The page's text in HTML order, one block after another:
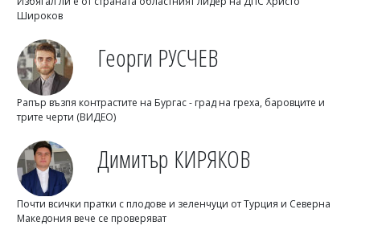
Широков
Георги РУСЧЕВ
Рапър възпя контрастите на Бургас - град на греха, баровците и
трите черти (ВИДЕО)
Димитър КИРЯКОВ
Почти всички пратки с плодове и зеленчуци от Турция и Северна
Македония вече се проверяват